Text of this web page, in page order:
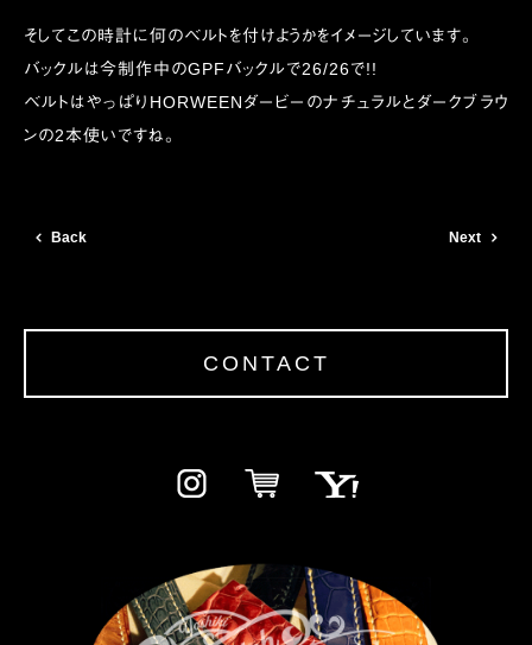
そしてこの時計に何のベルトを付けようかをイメージしています。
バックルは今制作中のGPFバックルで26/26で!!
ベルトはやっぱりHORWEENダービーのナチュラルとダークブラウ
ンの2本使いですね。
Back Next
CONTACT